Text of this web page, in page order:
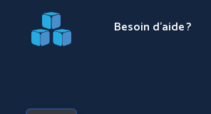
Besoin d'aide ?